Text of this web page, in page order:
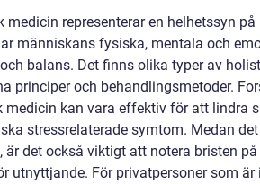
medicin representerar en helhetssyn
människans fysiska, mentala och
balans. Det finns olika typer av
principer och behandlingsmetoder.
medicin kan vara effektiv för att lindra
stressrelaterade symtom. Medan
är det också viktigt att notera bristen
utnyttjande. För privatpersoner som